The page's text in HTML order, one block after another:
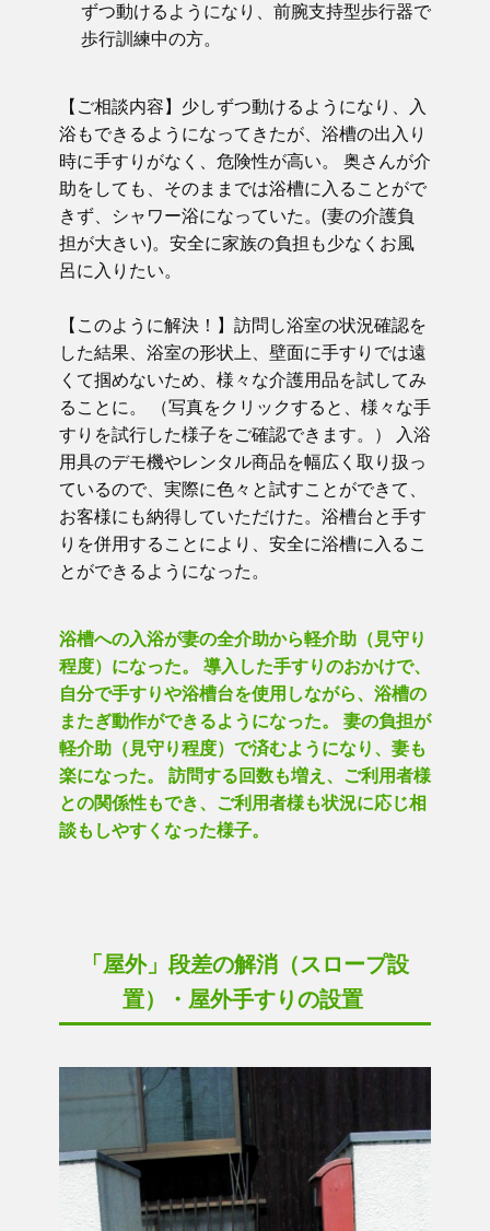
ずつ動けるようになり、前腕支持型歩行器で
歩行訓練中の方。
【ご相談内容】少しずつ動けるようになり、入
浴もできるようになってきたが、浴槽の出入り
時に手すりがなく、危険性が高い。 奥さんが介
助をしても、そのままでは浴槽に入ることがで
きず、シャワー浴になっていた。(妻の介護負
担が大きい)。安全に家族の負担も少なくお風
呂に入りたい。
【このように解決！】訪問し浴室の状況確認を
した結果、浴室の形状上、壁面に手すりでは遠
くて掴めないため、様々な介護用品を試してみ
ることに。 （写真をクリックすると、様々な手
すりを試行した様子をご確認できます。） 入浴
用具のデモ機やレンタル商品を幅広く取り扱っ
ているので、実際に色々と試すことができて、
お客様にも納得していただけた。浴槽台と手す
りを併用することにより、安全に浴槽に入るこ
とができるようになった。
浴槽への入浴が妻の全介助から軽介助（見守り
程度）になった。 導入した手すりのおかけで、
自分で手すりや浴槽台を使用しながら、浴槽の
またぎ動作ができるようになった。 妻の負担が
軽介助（見守り程度）で済むようになり、妻も
楽になった。 訪問する回数も増え、ご利用者様
との関係性もでき、ご利用者様も状況に応じ相
談もしやすくなった様子。
「屋外」段差の解消（スロープ設
置）・屋外手すりの設置